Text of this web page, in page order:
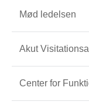
Mød ledelsen
Akut
Center for